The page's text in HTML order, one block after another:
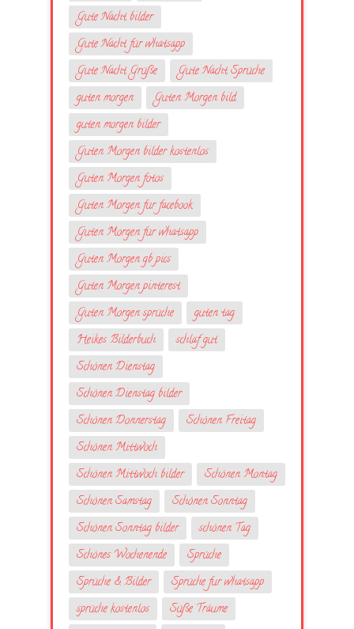
Gute Nacht bilder
Gute Nacht für whatsapp
Gute Nacht Grüße
Gute Nacht Sprüche
guten morgen
Guten Morgen bild
guten morgen bilder
Guten Morgen bilder kostenlos
Guten Morgen fotos
Guten Morgen für facebook
Guten Morgen für whatsapp
Guten Morgen gb pics
Guten Morgen pinterest
Guten Morgen sprüche
guten tag
Heikes Bilderbuch
schlaf gut
Schönen Dienstag
Schönen Dienstag bilder
Schönen Donnerstag
Schönen Freitag
Schönen Mittwoch
Schönen Mittwoch bilder
Schönen Montag
Schönen Samstag
Schönen Sonntag
Schönen Sonntag bilder
schönen Tag
Schönes Wochenende
Sprüche
Sprüche & Bilder
Sprüche fur whatsapp
sprüche kostenlos
Süße Träume